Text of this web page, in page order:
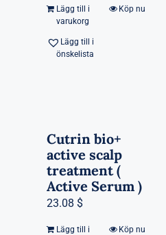
Lägg till i
varukorg
Köp nu
Lägg till i
önskelista
Cutrin bio+
active scalp
treatment (
Active Serum )
23.08 $
Lägg till i
Köp nu